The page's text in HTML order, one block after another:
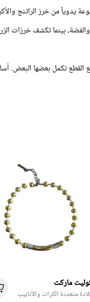
يدوياً من خرز الراتنج
بينما تكشف خرزات
القطع تكمل بعضها البعض.
ماركت
متعددة الكرات والأنابيب